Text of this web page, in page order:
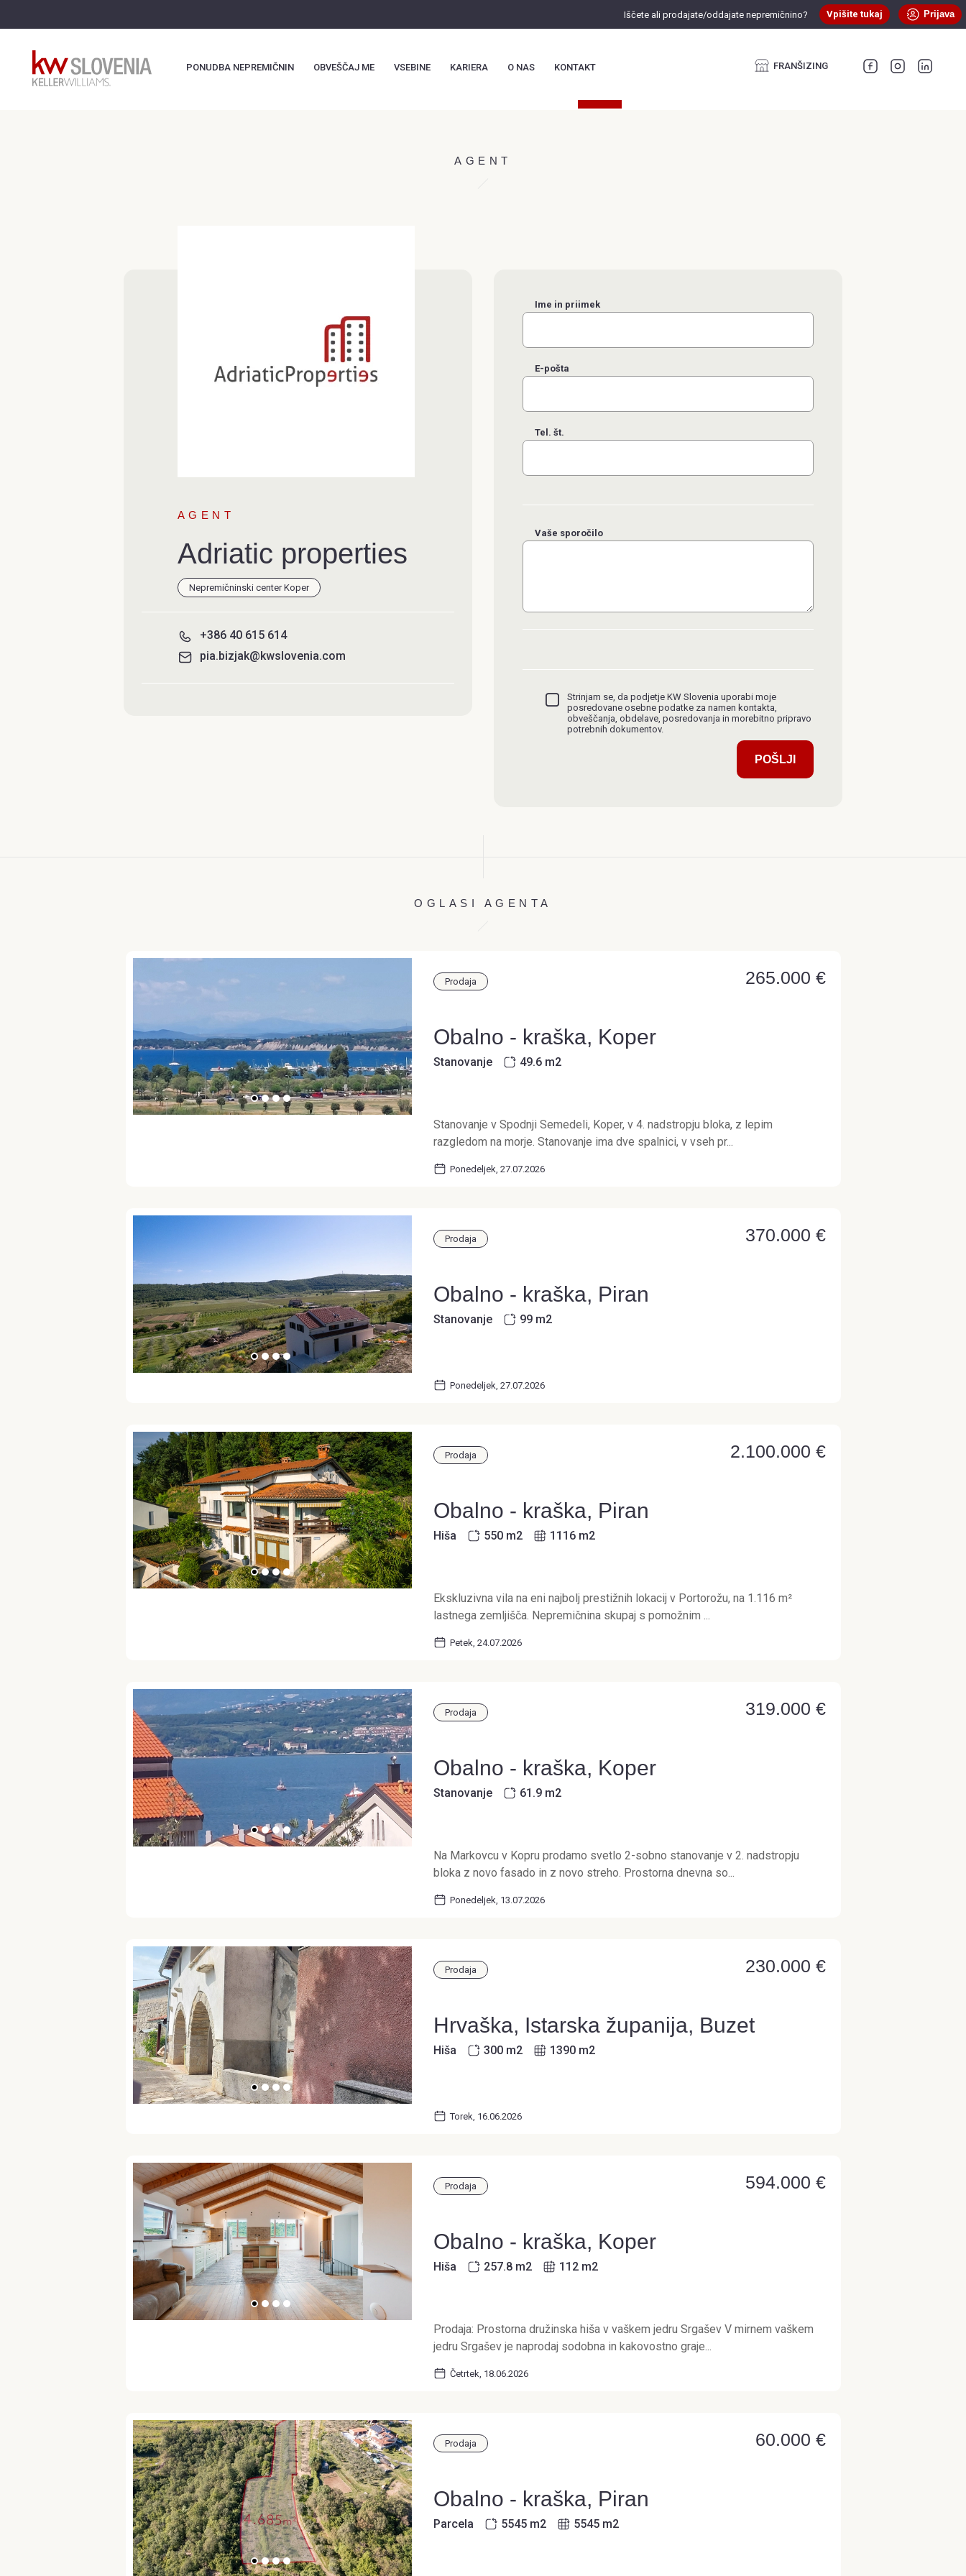
Iščete ali prodajate/oddajate nepremičnino? Vpišite tukaj Prijava
PONUDBA NEPREMIČNIN OBVEŠČAJ ME VSEBINE KARIERA O NAS KONTAKT FRANŠIZING
AGENT
AGENT
Adriatic properties
Nepremičninski center Koper
+386 40 615 614
pia.bizjak@kwslovenia.com
Ime in priimek
E-pošta
Tel. št.
Vaše sporočilo
Strinjam se, da podjetje KW Slovenia uporabi moje
posredovane osebne podatke za namen kontakta,
obveščanja, obdelave, posredovanja in morebitno pripravo
potrebnih dokumentov.
POŠLJI
OGLASI AGENTA
Prodaja 265.000 €
Obalno - kraška, Koper
Stanovanje 49.6 m2
Stanovanje v Spodnji Semedeli, Koper, v 4. nadstropju bloka, z lepim
razgledom na morje. Stanovanje ima dve spalnici, v vseh pr...
Ponedeljek, 27.07.2026
Prodaja 370.000 €
Obalno - kraška, Piran
Stanovanje 99 m2
Ponedeljek, 27.07.2026
Prodaja 2.100.000 €
Obalno - kraška, Piran
Hiša 550 m2 1116 m2
Ekskluzivna vila na eni najbolj prestižnih lokacij v Portorožu, na 1.116 m²
lastnega zemljišča. Nepremičnina skupaj s pomožnim ...
Petek, 24.07.2026
Prodaja 319.000 €
Obalno - kraška, Koper
Stanovanje 61.9 m2
Na Markovcu v Kopru prodamo svetlo 2-sobno stanovanje v 2. nadstropju
bloka z novo fasado in z novo streho. Prostorna dnevna so...
Ponedeljek, 13.07.2026
Prodaja 230.000 €
Hrvaška, Istarska županija, Buzet
Hiša 300 m2 1390 m2
Torek, 16.06.2026
Prodaja 594.000 €
Obalno - kraška, Koper
Hiša 257.8 m2 112 m2
Prodaja: Prostorna družinska hiša v vaškem jedru Srgašev V mirnem vaškem
jedru Srgašev je naprodaj sodobna in kakovostno graje...
Četrtek, 18.06.2026
Prodaja 60.000 €
Obalno - kraška, Piran
Parcela 5545 m2 5545 m2